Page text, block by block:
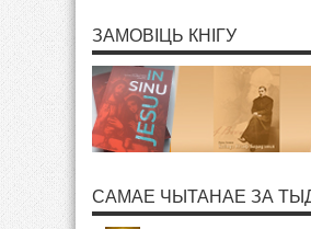
ЗАМОВІЦЬ КНІГУ
САМАЕ ЧЫТАНАЕ ЗА